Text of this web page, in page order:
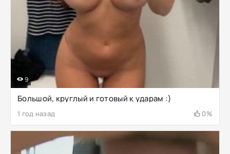
Большой, круглый и готовый к ударам :)
1 год назад 0%
9